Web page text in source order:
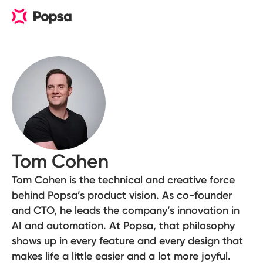
Tom Cohen
Tom Cohen is the technical and creative force
behind Popsa’s product vision. As co-founder
and CTO, he leads the company’s innovation in
AI and automation. At Popsa, that philosophy
shows up in every feature and every design that
makes life a little easier and a lot more joyful.